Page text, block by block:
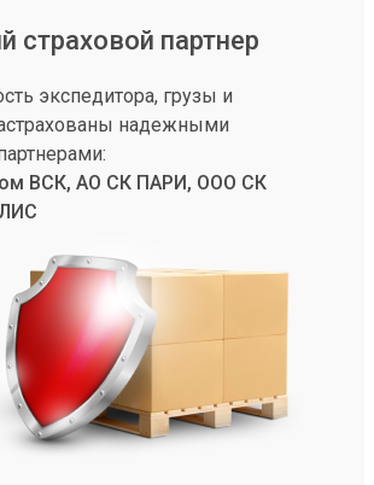
страховой партнер
экспедитора, грузы и
надежными
ВСК, АО СК ПАРИ, ООО СК